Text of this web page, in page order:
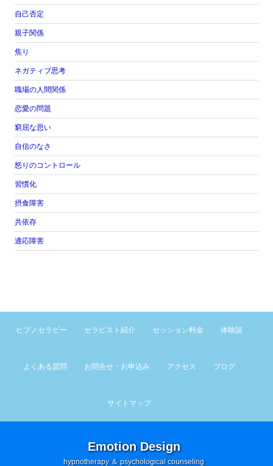
自己否定
親子関係
焦り
ネガティブ思考
職場の人間関係
恋愛の問題
窮屈な思い
自信のなさ
怒りのコントロール
習慣化
摂食障害
共依存
適応障害
ヒプノセラピー セラピスト紹介 セッション料金 体験談
よくある質問 お問合せ・お申込み アクセス ブログ
サイトマップ
Emotion Design
hypnotherapy ＆ psychological counseling